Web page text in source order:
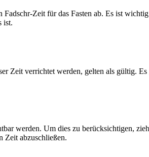
Zeit für das Fasten ab. Es ist
ist.
Zeit verrichtet werden, gelten als gültig.
werden. Um dies zu berücksichtigen,
Zeit abzuschließen.